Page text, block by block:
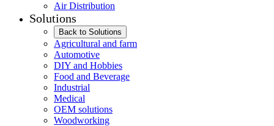
Air Distribution
Solutions
Back to Solutions
Agricultural and farm
Automotive
DIY and Hobbies
Food and Beverage
Industrial
Medical
OEM solutions
Woodworking